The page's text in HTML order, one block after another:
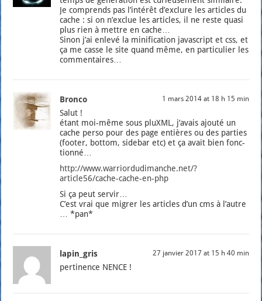
Je com­prends pas l’in­té­rêt d’ex­clure les articles du
cache : si on n’ex­clue les articles, il ne reste qua­si
plus rien à mettre en cache…
Sinon j’ai enle­vé la mini­fi­ca­tion javas­cript et css, et
ça me casse le site quand même, en par­ti­cu­lier les
com­men­taires…
Bronco 1 mars 2014 at 18 h 15 min
Salut !
étant moi-même sous pluXML, j’a­vais ajou­té un
cache per­so pour des page entières ou des par­ties
(foo­ter, bot­tom, side­bar etc) et ça avait bien fonc­
tion­né…
http://www.warriordudimanche.net/?
article56/cache-cache-en-php
Si ça peut ser­vir…
C’est vrai que migrer les articles d’un cms à l’autre
… *pan*
lapin_gris 27 janvier 2017 at 15 h 40 min
per­ti­nence NENCE !